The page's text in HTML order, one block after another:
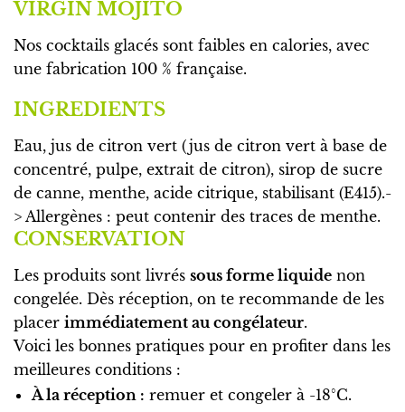
VIRGIN MOJITO
Nos cocktails glacés sont faibles en calories, avec
une fabrication 100 % française.
INGREDIENTS
Eau, jus de citron vert (jus de citron vert à base de
concentré, pulpe, extrait de citron), sirop de sucre
de canne, menthe, acide citrique, stabilisant (E415).-
> Allergènes : peut contenir des traces de menthe.
CONSERVATION
Les produits sont livrés sous forme liquide non
congelée. Dès réception, on te recommande de les
placer immédiatement au congélateur.
Voici les bonnes pratiques pour en profiter dans les
meilleures conditions :
À la réception : remuer et congeler à -18°C.